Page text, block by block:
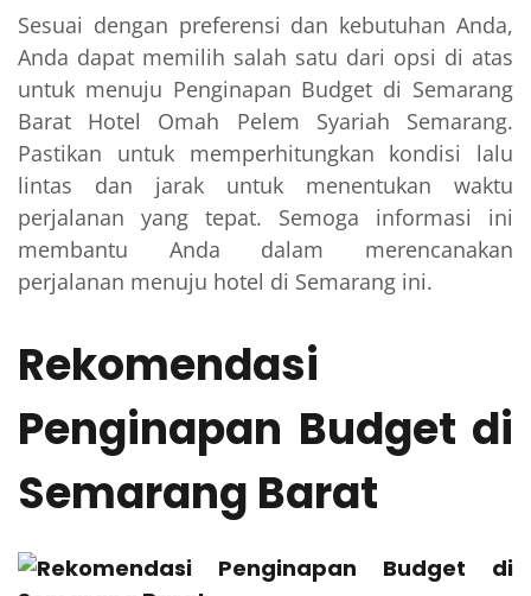
Sesuai dengan preferensi dan kebutuhan Anda,
Anda dapat memilih salah satu dari opsi di atas
untuk menuju Penginapan Budget di Semarang
Barat Hotel Omah Pelem Syariah Semarang.
Pastikan untuk memperhitungkan kondisi lalu
lintas dan jarak untuk menentukan waktu
perjalanan yang tepat. Semoga informasi ini
membantu Anda dalam merencanakan
perjalanan menuju hotel di Semarang ini.
Rekomendasi
Penginapan Budget di
Semarang Barat